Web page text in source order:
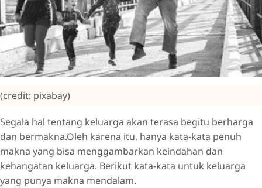
(credit: pixabay)
Segala hal tentang keluarga akan terasa begitu berharga
dan bermakna.Oleh karena itu, hanya kata-kata penuh
makna yang bisa menggambarkan keindahan dan
kehangatan keluarga. Berikut kata-kata untuk keluarga
yang punya makna mendalam.